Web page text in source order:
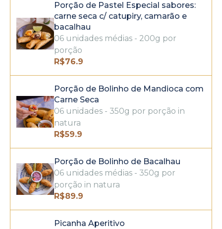
Porção de Pastel Especial sabores:
carne seca c/ catupiry, camarão e
bacalhau
06 unidades médias - 200g por
porção
R$76.9
Porção de Bolinho de Mandioca com
Carne Seca
06 unidades - 350g por porção in
natura
R$59.9
Porção de Bolinho de Bacalhau
06 unidades médias - 350g por
porção in natura
R$89.9
Picanha Aperitivo